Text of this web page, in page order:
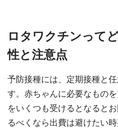
ロタワクチンって
性と注意点
予防接種には、定期接種と
す。赤ちゃんに必要なもの
をいくつも受けるとなると
るべくなら出費は避けたい時